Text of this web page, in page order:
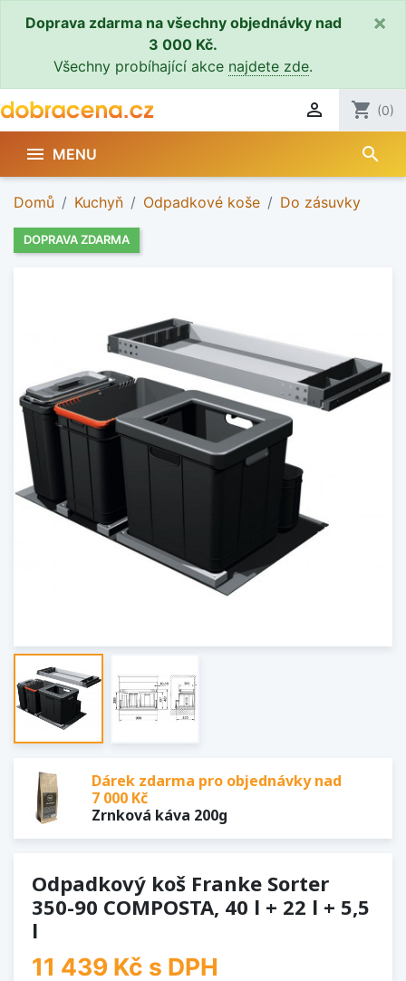
Doprava zdarma na všechny objednávky nad
3 000 Kč.
Všechny probíhající akce najdete zde.
×
 shopping_cart (0)
 MENU search
Domů Kuchyň Odpadkové koše Do zásuvky
DOPRAVA ZDARMA
Dárek zdarma pro objednávky nad
7 000 Kč
Zrnková káva 200g
Odpadkový koš Franke Sorter
350-90 COMPOSTA, 40 l + 22 l + 5,5
l
11 439 Kč s DPH